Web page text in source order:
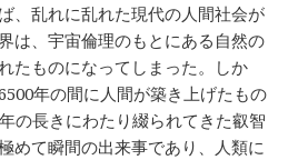
、乱れに乱れた現代の人間社会が
は、宇宙倫理のもとにある自然の
たものになってしまった。しか
年の間に人間が築き上げたもの
の長きにわたり綴られてきた叡智
めて瞬間の出来事であり、人類に